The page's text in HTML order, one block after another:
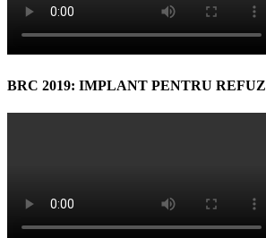
BRC 2019: IMPLANT PENTRU REFUZ